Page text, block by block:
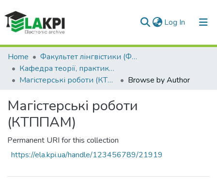
Log In (current)
Communities & Collections
All of DSpace
Home
Факультет лінгвістики (ФЛ)
Кафедра теорії, практики та перекладу англійської мови (КТППАМ)
Магістерські роботи (КТППАМ)
Browse by Author
Магістерські роботи
(КТППАМ)
Permanent URI for this collection
https://ela.kpi.ua/handle/123456789/21919